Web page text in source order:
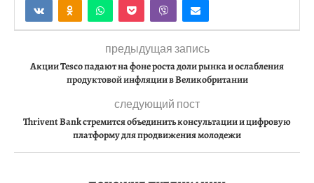
предыдущая запись
Акции Tesco падают на фоне роста доли рынка и ослабления
продуктовой инфляции в Великобритании
следующий пост
Thrivent Bank стремится объединить консультации и цифровую
платформу для продвижения молодежи